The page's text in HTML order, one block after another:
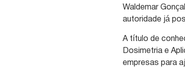
Waldemar
autoridade já
A título de
Dosimetria e
empresas para